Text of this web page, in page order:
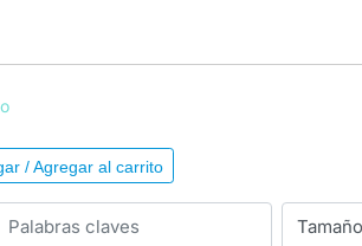
/ Agregar al carrito